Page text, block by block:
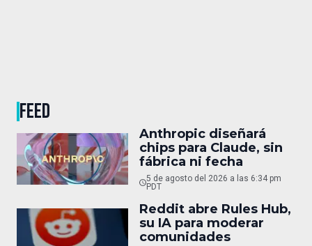
FEED
Anthropic diseñará
chips para Claude, sin
fábrica ni fecha
5 de agosto del 2026 a las 6:34 pm
PDT
Reddit abre Rules Hub,
su IA para moderar
comunidades